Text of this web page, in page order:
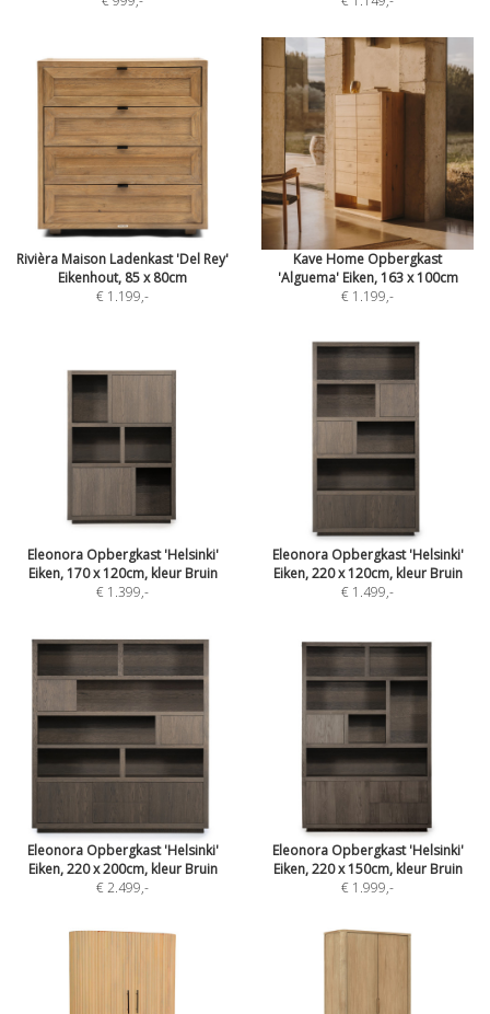
Rivièra Maison Ladenkast 'Del Rey'
Eikenhout, 85 x 80cm
€ 1.199,-
Kave Home Opbergkast
'Alguema' Eiken, 163 x 100cm
€ 1.199,-
Eleonora Opbergkast 'Helsinki'
Eiken, 170 x 120cm, kleur Bruin
€ 1.399,-
Eleonora Opbergkast 'Helsinki'
Eiken, 220 x 120cm, kleur Bruin
€ 1.499,-
Eleonora Opbergkast 'Helsinki'
Eiken, 220 x 200cm, kleur Bruin
€ 2.499,-
Eleonora Opbergkast 'Helsinki'
Eiken, 220 x 150cm, kleur Bruin
€ 1.999,-